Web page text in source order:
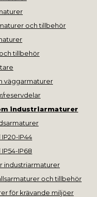
och tillbehör
tillbehör
väggarmaturer
reservdelar
industriarmaturer
IP20-IP44
IP68
industriarmaturer
och tillbehör
för krävande miljöer